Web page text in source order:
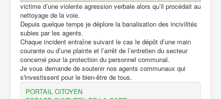
victime d’une violente agression verbale alors qu’il procédait au
nettoyage de la voie.
Depuis quelque temps je déplore la banalisation des incivilités
subies par les agents.
Chaque incident entraîne suivant le cas le dépôt d’une main
courante ou d’une plainte et l’arrêt de l’entretien du secteur
concerné pour la protection du personnel communal.
Je vous demande de soutenir nos agents communaux qui
s'investissent pour le bien-être de tous.
PORTAIL CITOYEN